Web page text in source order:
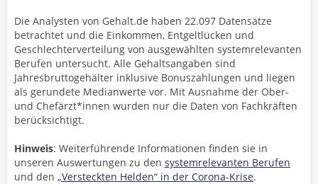
Die Analysten von Gehalt.de haben 22.097 Datensätze
betrachtet und die Einkommen, Entgeltlücken und
Geschlechterverteilung von ausgewählten systemrelevanten
Berufen untersucht. Alle Gehaltsangaben sind
Jahresbruttogehälter inklusive Bonuszahlungen und liegen
als gerundete Medianwerte vor. Mit Ausnahme der Ober-
und Chefärzt*innen wurden nur die Daten von Fachkräften
berücksichtigt.
Hinweis: Weiterführende Informationen finden sie in
unseren Auswertungen zu den systemrelevanten Berufen
und den „Versteckten Helden“ in der Corona-Krise.